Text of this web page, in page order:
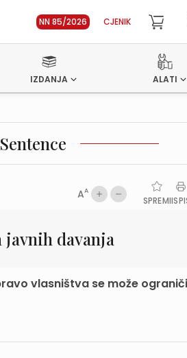
NN 85/2026 CJENIK
IZDANJA ALATI
Sentence
AA
SPREMI
davanja
vlasništva se može